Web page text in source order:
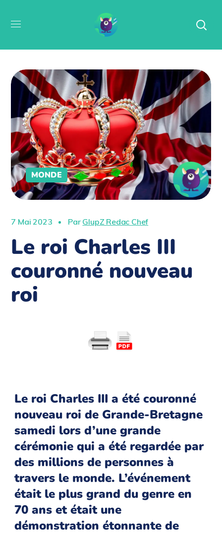
MONDE
7 Mai 2023 Par GlupZ Redac Chef
Le roi Charles III
couronné nouveau
roi
Le roi Charles III a été couronné
nouveau roi de Grande-Bretagne
samedi lors d’une grande
cérémonie qui a été regardée par
des millions de personnes à
travers le monde. L’événement
était le plus grand du genre en
70 ans et était une
démonstration étonnante de